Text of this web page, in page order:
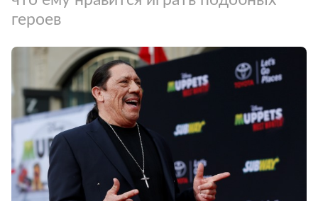
героев